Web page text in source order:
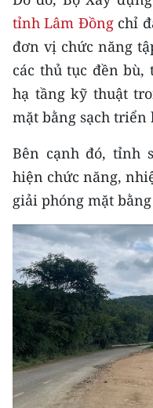
Media Giáo dục
Media Y tế
Media Khoa học -
Ảnh
Infographic
TIN MỚI
TIN ĐỊA PHƯƠNG
Trung du và miền
Đồng bằng sông Hồng
Bắc Trung Bộ
tỉnh Lâm Đồngchỉ
đơn vị chức năng
các thủ tục đền
hạ tầng kỹ thuật
mặt bằng sạch triển
Bên cạnh đó, tỉnh
hiện chức năng,
giải phóng mặt